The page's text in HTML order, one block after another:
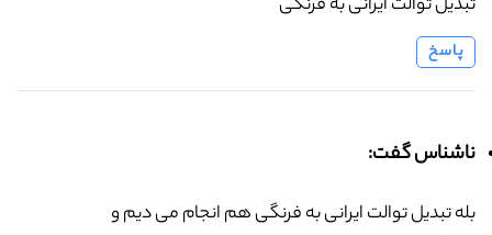
پاسخ
ناشناس گفت:
بله تبدیل توالت ایرانی به فرنگی هم انجام می دیم و